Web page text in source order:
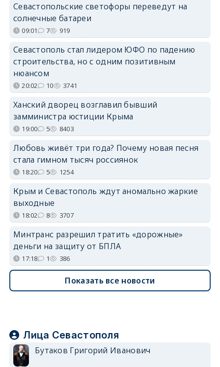
Севастопольские светофоры переведут на
солнечные батареи
09:01 7 919
Севастополь стал лидером ЮФО по падению
строительства, но с одним позитивным
нюансом
20:02 10 3741
Ханский дворец возглавил бывший
замминистра юстиции Крыма
19:00 5 8403
Любовь живёт три года? Почему новая песня
стала гимном тысяч россиянок
18:20 5 1254
Крым и Севастополь ждут аномально жаркие
выходные
18:02 8 3707
Минтранс разрешил тратить «дорожные»
деньги на защиту от БПЛА
17:18 1 386
Показать все новости
Лица Севастополя
Бутаков Григорий Иванович